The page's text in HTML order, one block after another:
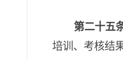
第二十五
培训、考核结